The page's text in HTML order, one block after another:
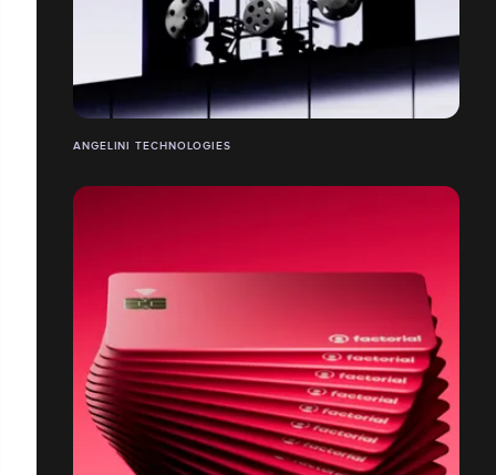
ANGELINI TECHNOLOGIES